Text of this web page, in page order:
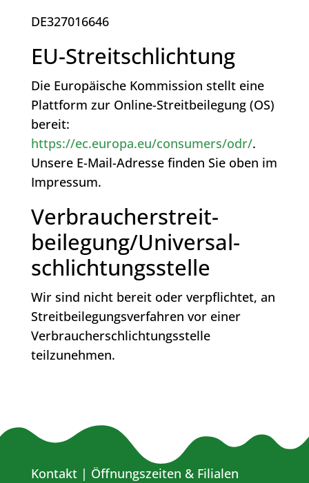
DE327016646
EU-Streitschlichtung
Die Europäische Kommission stellt eine
Plattform zur Online-Streitbeilegung (OS)
bereit:
https://ec.europa.eu/consumers/odr/.
Unsere E-Mail-Adresse finden Sie oben im
Impressum.
Verbraucher­streit­
beilegung/Universal­
schlichtungs­stelle
Wir sind nicht bereit oder verpflichtet, an
Streitbeilegungsverfahren vor einer
Verbraucherschlichtungsstelle
teilzunehmen.
Kontakt| Öffnungszeiten & Filialen